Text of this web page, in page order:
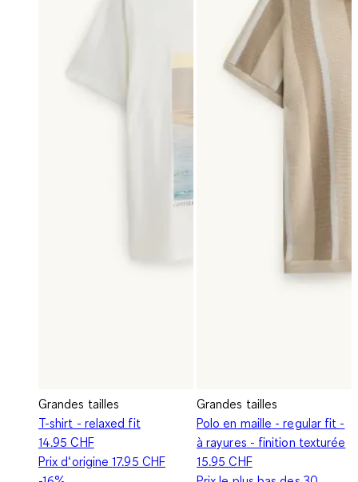
Grandes tailles
T-shirt - relaxed fit
14.95 CHF
Prix d‘origine17.95 CHF
Grandes tailles
Polo en maille - regular fit -
à rayures - finition texturée
15.95 CHF